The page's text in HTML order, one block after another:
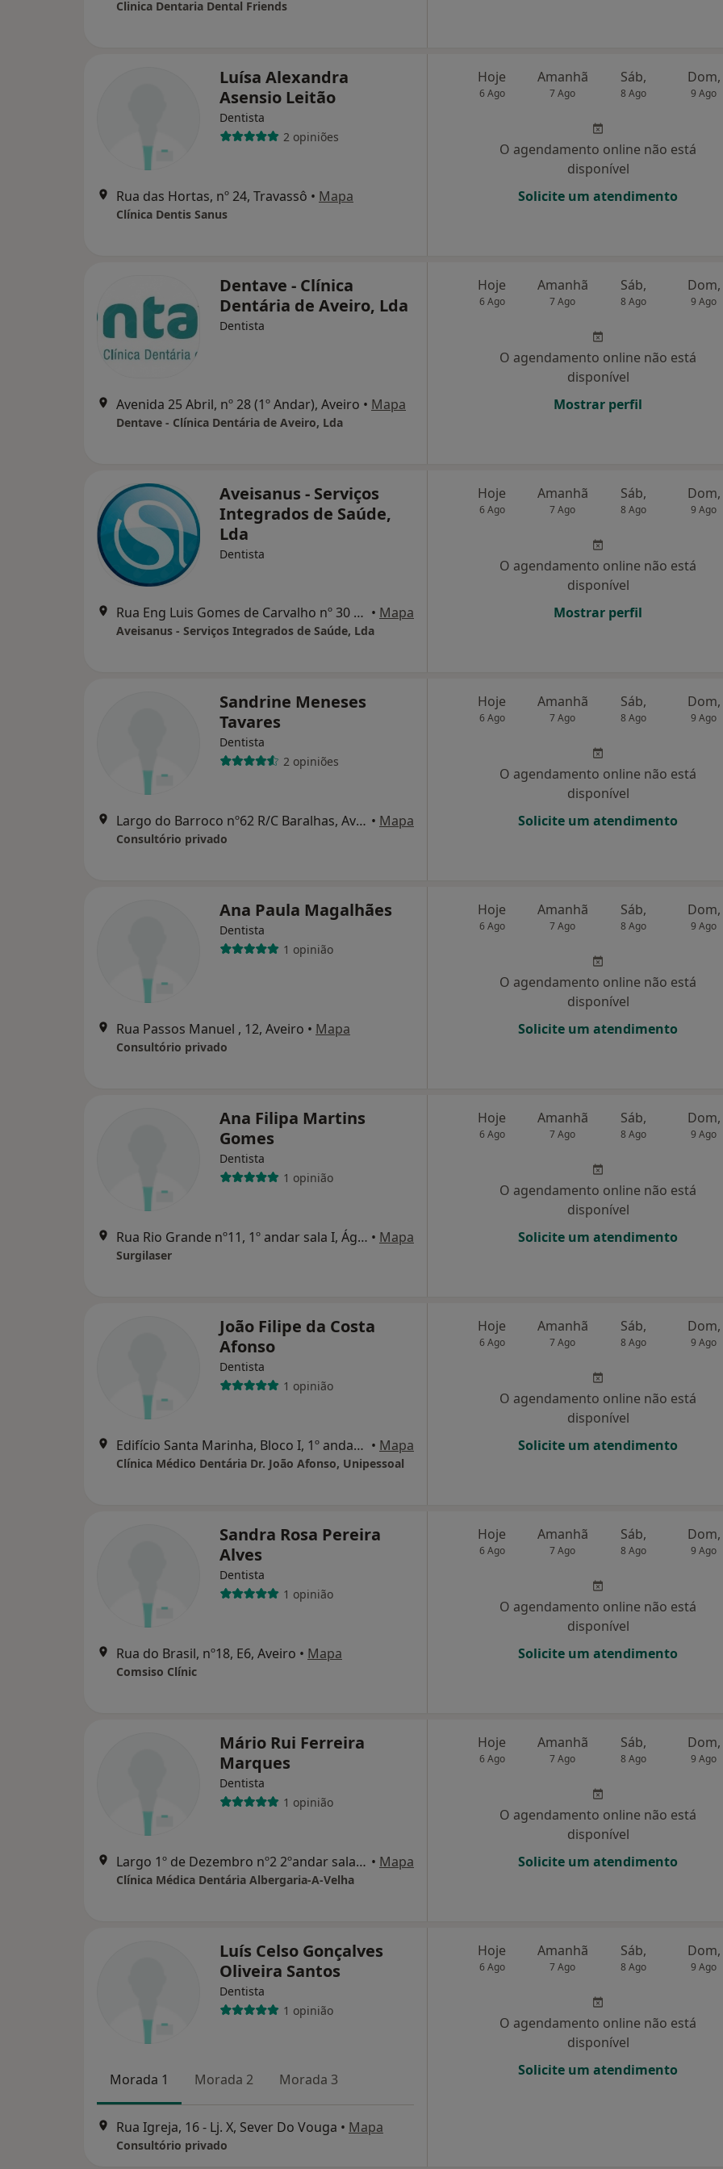
Clinica Dentaria Dental Friends
Luísa Alexandra
Asensio Leitão
Dentista
2 opiniões
Rua das Hortas, nº 24, Travassô • Mapa
Clínica Dentis Sanus
Hoje
6 Ago
Amanhã
7 Ago
Sáb,
8 Ago
Dom,
9 Ago
O agendamento online não está
disponível
Solicite um atendimento
Dentave - Clínica
Dentária de Aveiro, Lda
Dentista
Avenida 25 Abril, nº 28 (1º Andar), Aveiro • Mapa
Dentave - Clínica Dentária de Aveiro, Lda
Hoje
6 Ago
Amanhã
7 Ago
Sáb,
8 Ago
Dom,
9 Ago
O agendamento online não está
disponível
Mostrar perfil
Aveisanus - Serviços
Integrados de Saúde,
Lda
Dentista
Rua Eng Luis Gomes de Carvalho nº 30 1ºD, Aveiro • Mapa
Aveisanus - Serviços Integrados de Saúde, Lda
Hoje
6 Ago
Amanhã
7 Ago
Sáb,
8 Ago
Dom,
9 Ago
O agendamento online não está
disponível
Mostrar perfil
Sandrine Meneses
Tavares
Dentista
2 opiniões
Largo do Barroco nº62 R/C Baralhas, Aveiro • Mapa
Consultório privado
Hoje
6 Ago
Amanhã
7 Ago
Sáb,
8 Ago
Dom,
9 Ago
O agendamento online não está
disponível
Solicite um atendimento
Ana Paula Magalhães
Dentista
1 opinião
Rua Passos Manuel , 12, Aveiro • Mapa
Consultório privado
Hoje
6 Ago
Amanhã
7 Ago
Sáb,
8 Ago
Dom,
9 Ago
O agendamento online não está
disponível
Solicite um atendimento
Ana Filipa Martins
Gomes
Dentista
1 opinião
Rua Rio Grande nº11, 1º andar sala I, Águeda • Mapa
Surgilaser
Hoje
6 Ago
Amanhã
7 Ago
Sáb,
8 Ago
Dom,
9 Ago
O agendamento online não está
disponível
Solicite um atendimento
João Filipe da Costa
Afonso
Dentista
1 opinião
Edifício Santa Marinha, Bloco I, 1º andar Sul - Fracção Bk, Avanca • Mapa
Clínica Médico Dentária Dr. João Afonso, Unipessoal
Hoje
6 Ago
Amanhã
7 Ago
Sáb,
8 Ago
Dom,
9 Ago
O agendamento online não está
disponível
Solicite um atendimento
Sandra Rosa Pereira
Alves
Dentista
1 opinião
Rua do Brasil, nº18, E6, Aveiro • Mapa
Comsiso Clínic
Hoje
6 Ago
Amanhã
7 Ago
Sáb,
8 Ago
Dom,
9 Ago
O agendamento online não está
disponível
Solicite um atendimento
Mário Rui Ferreira
Marques
Dentista
1 opinião
Largo 1º de Dezembro nº2 2ºandar sala H, Albergaria-A-Velha • Mapa
Clínica Médica Dentária Albergaria-A-Velha
Hoje
6 Ago
Amanhã
7 Ago
Sáb,
8 Ago
Dom,
9 Ago
O agendamento online não está
disponível
Solicite um atendimento
Luís Celso Gonçalves
Oliveira Santos
Dentista
1 opinião
Morada 1 Morada 2 Morada 3
Rua Igreja, 16 - Lj. X, Sever Do Vouga • Mapa
Consultório privado
Hoje
6 Ago
Amanhã
7 Ago
Sáb,
8 Ago
Dom,
9 Ago
O agendamento online não está
disponível
Solicite um atendimento